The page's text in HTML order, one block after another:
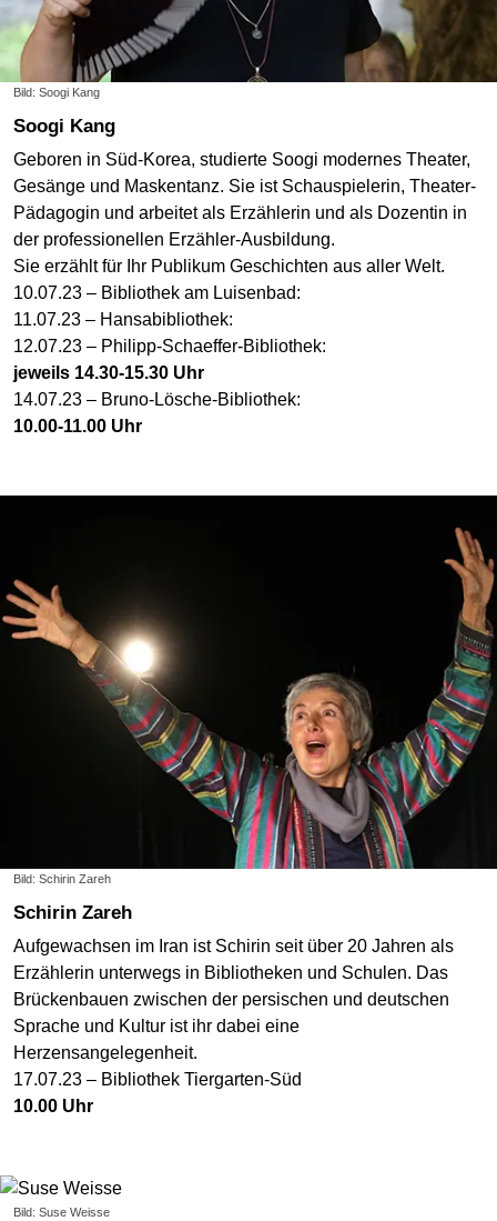
Bild: Soogi Kang
Soogi Kang
Geboren in Süd-Korea, studierte Soogi modernes Theater,
Gesänge und Maskentanz. Sie ist Schauspielerin, Theater-
Pädagogin und arbeitet als Erzählerin und als Dozentin in
der professionellen Erzähler-Ausbildung.
Sie erzählt für Ihr Publikum Geschichten aus aller Welt.
10.07.23 – Bibliothek am Luisenbad:
11.07.23 – Hansabibliothek:
12.07.23 – Philipp-Schaeffer-Bibliothek:
jeweils 14.30-15.30 Uhr
14.07.23 – Bruno-Lösche-Bibliothek:
10.00-11.00 Uhr
Bild: Schirin Zareh
Schirin Zareh
Aufgewachsen im Iran ist Schirin seit über 20 Jahren als
Erzählerin unterwegs in Bibliotheken und Schulen. Das
Brückenbauen zwischen der persischen und deutschen
Sprache und Kultur ist ihr dabei eine
Herzensangelegenheit.
17.07.23 – Bibliothek Tiergarten-Süd
10.00 Uhr
Bild: Suse Weisse